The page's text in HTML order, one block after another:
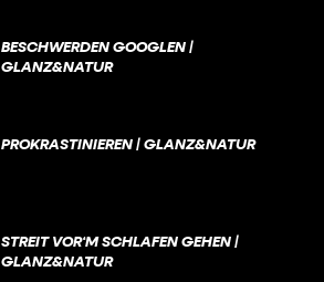
BESCHWERDEN GOOGLEN |
GLANZ&NATUR
PROKRASTINIEREN | GLANZ&NATUR
STREIT VOR‘M SCHLAFEN GEHEN |
GLANZ&NATUR